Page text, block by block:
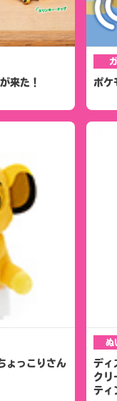
来た！ ポケ
ょっこりさん
ぬ
ディ
クリ
ティ